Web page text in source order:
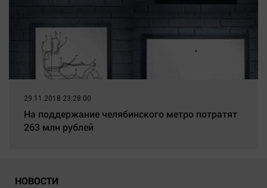
29.11.2018 23:28:00
На поддержание челябинского метро потратят
263 млн рублей
НОВОСТИ